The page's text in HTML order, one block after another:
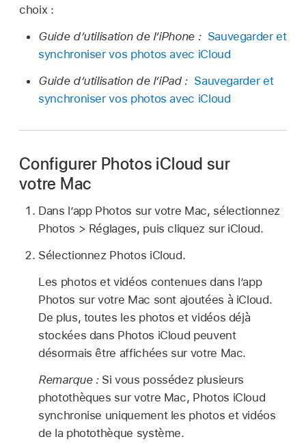
choix :
Guide d’utilisation de l’iPhone : Sauvegarder et
synchroniser vos photos avec iCloud
Guide d’utilisation de l’iPad : Sauvegarder et
synchroniser vos photos avec iCloud
Configurer Photos iCloud sur
votre Mac
Dans l’app Photos sur votre Mac, sélectionnez
Photos > Réglages, puis cliquez sur iCloud.
Sélectionnez Photos iCloud.
Les photos et vidéos contenues dans l’app
Photos sur votre Mac sont ajoutées à iCloud.
De plus, toutes les photos et vidéos déjà
stockées dans Photos iCloud peuvent
désormais être affichées sur votre Mac.
Remarque : Si vous possédez plusieurs
photothèques sur votre Mac, Photos iCloud
synchronise uniquement les photos et vidéos
de la photothèque système.